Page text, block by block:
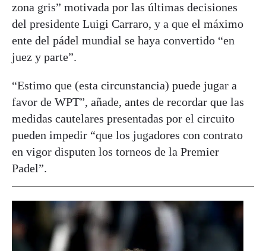
zona gris” motivada por las últimas decisiones
del presidente Luigi Carraro, y a que el máximo
ente del pádel mundial se haya convertido “en
juez y parte”.
“Estimo que (esta circunstancia) puede jugar a
favor de WPT”, añade, antes de recordar que las
medidas cautelares presentadas por el circuito
pueden impedir “que los jugadores con contrato
en vigor disputen los torneos de la Premier
Padel”.